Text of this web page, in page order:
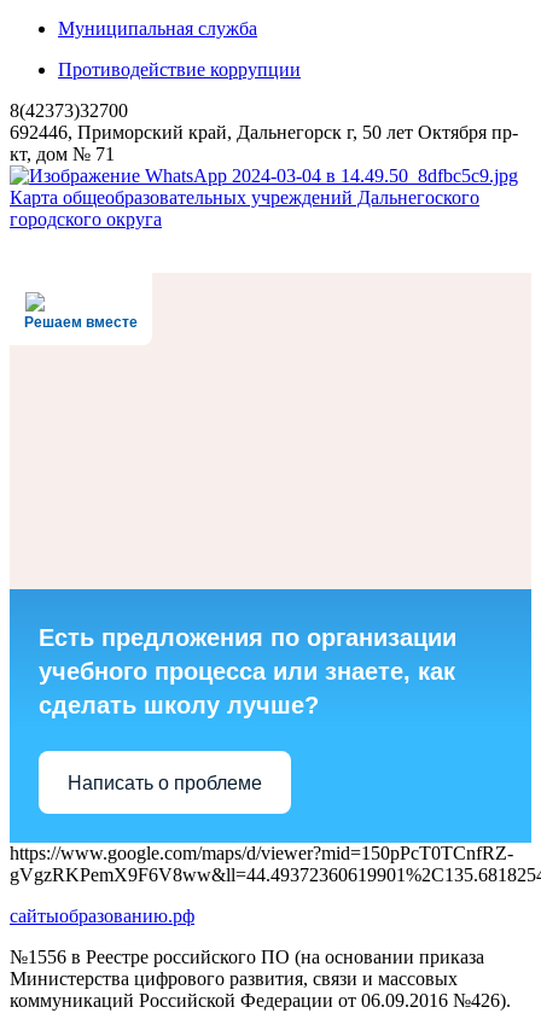
Муниципальная служба
Противодействие коррупции
8(42373)32700
692446, Приморский край, Дальнегорск г, 50 лет Октября пр-
кт, дом № 71
Карта общеобразовательных учреждений Дальнегоского
городского округа
Решаем вместе
Есть предложения по организации
учебного процесса или знаете, как
сделать школу лучше?
Написать о проблеме
https://www.google.com/maps/d/viewer?mid=150pPcT0TCnfRZ-
сайтыобразованию.рф
№1556 в Реестре российского ПО (на основании приказа
Министерства цифрового развития, связи и массовых
коммуникаций Российской Федерации от 06.09.2016 №426).